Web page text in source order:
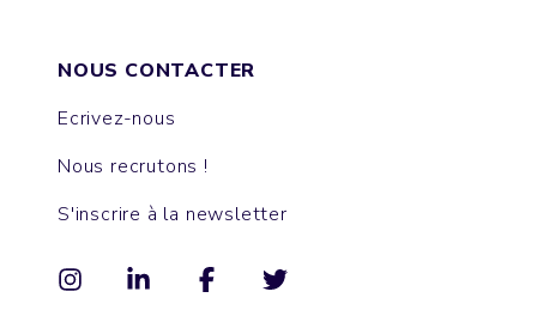
NOUS CONTACTER
Ecrivez-nous
Nous recrutons !
S'inscrire à la newsletter